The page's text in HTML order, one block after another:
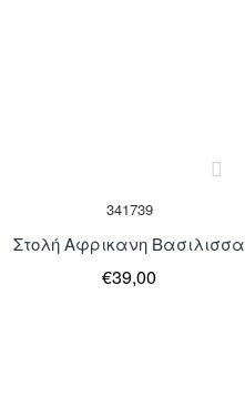
Μη Διαθέσιμο
341739
Στολή Αφρικανη Βασιλισσα
€39,00